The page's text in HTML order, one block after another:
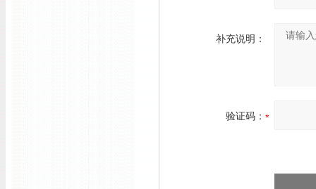
补充说明：
验证码：